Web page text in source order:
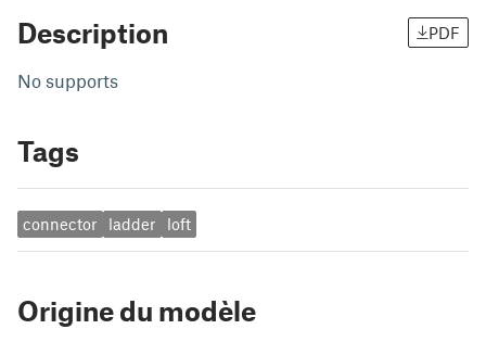
Description PDF
No supports
Tags
connector ladder loft
Origine du modèle